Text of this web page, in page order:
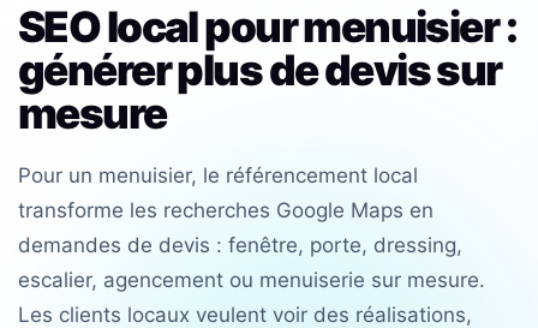
SEO local pour menuisier :
générer plus de devis sur
mesure
Pour un menuisier, le référencement local
transforme les recherches Google Maps en
demandes de devis : fenêtre, porte, dressing,
escalier, agencement ou menuiserie sur mesure.
Les clients locaux veulent voir des réalisations,